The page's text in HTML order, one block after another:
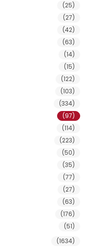
(25)
(27)
(42)
(63)
(14)
(15)
(122)
(103)
(334)
(97)
(114)
(223)
(50)
(35)
(77)
(27)
(63)
(176)
(51)
(1634)